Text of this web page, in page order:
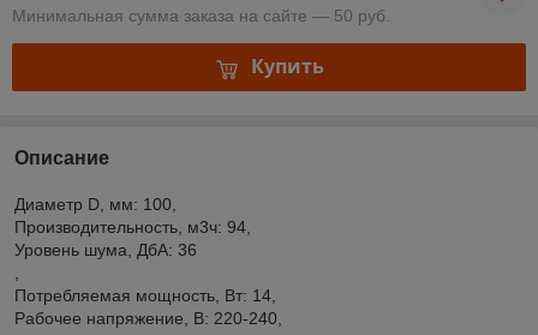
Минимальная сумма заказа на сайте — 50 руб.
Купить
Описание
Диаметр D, мм: 100,
Производительность, м3ч: 94,
Уровень шума, ДбА: 36
Потребляемая мощность, Вт: 14,
Рабочее напряжение, В: 220-240,